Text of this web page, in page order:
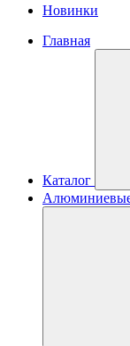
Новинки
Главная
Каталог